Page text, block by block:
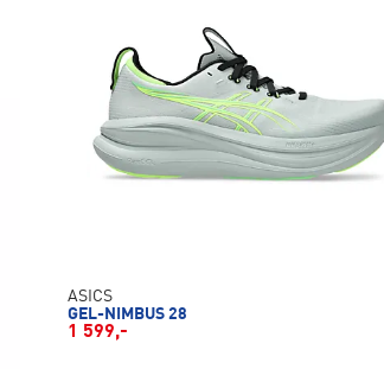
ASICS
GEL-NIMBUS 28
1 599,-